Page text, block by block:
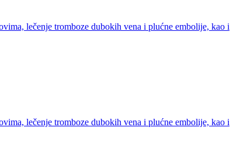
lečenje tromboze dubokih vena i plućne embolije, kao i
lečenje tromboze dubokih vena i plućne embolije, kao i